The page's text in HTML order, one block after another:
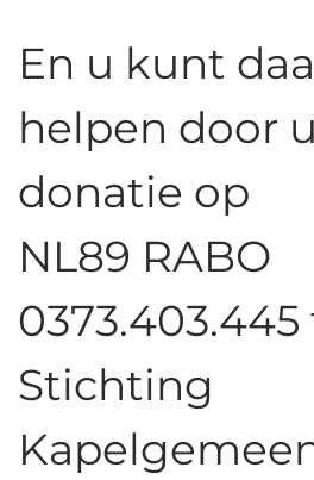
En u kunt
helpen door
donatie op
NL89 RABO
0373.403.445
Stichting